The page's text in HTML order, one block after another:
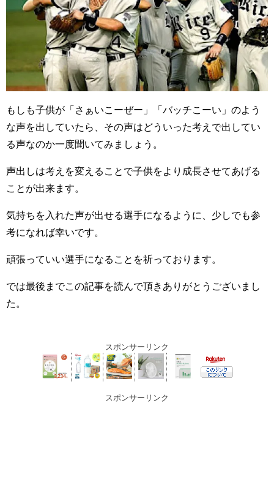
もしも子供が「さぁいこーぜー」「バッチこーい」のよう
な声を出していたら、その声はどういった考えで出してい
る声なのか一度聞いてみましょう。
声出しは考えを変えることで子供をより成長させてあげる
ことが出来ます。
気持ちを入れた声が出せる選手になるように、少しでも参
考になれば幸いです。
頑張っていい選手になることを祈っております。
では最後までこの記事を読んで頂きありがとうございまし
た。
スポンサーリンク
スポンサーリンク